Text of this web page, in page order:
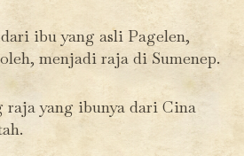
ibu yang asli Pagelen,
menjadi raja di Sumenep.
raja yang ibunya dari Cina